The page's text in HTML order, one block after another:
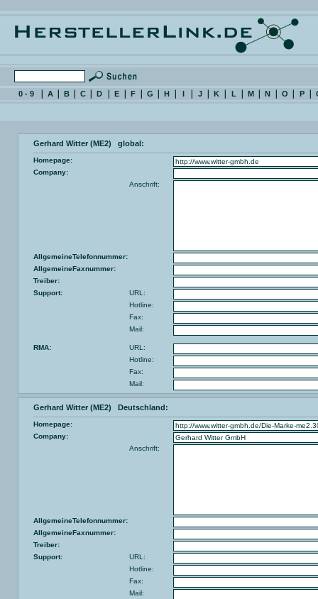
0 - 9 A B C D E F G H I J K L M N O P
Gerhard Witter (ME2) global:
Homepage:
Company:
Anschrift:
AllgemeineTelefonnummer:
AllgemeineFaxnummer:
Treiber:
Support:
URL:
Hotline:
Fax:
Mail:
RMA:
URL:
Hotline:
Fax:
Mail:
Gerhard Witter (ME2) Deutschland:
Homepage:
Company:
Anschrift:
AllgemeineTelefonnummer:
AllgemeineFaxnummer:
Treiber:
Support:
URL:
Hotline:
Fax:
Mail: